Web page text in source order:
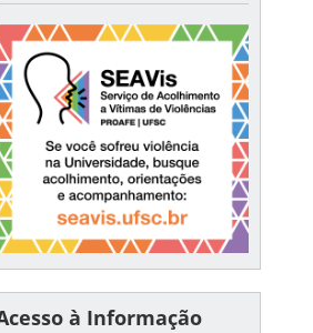
à Informação